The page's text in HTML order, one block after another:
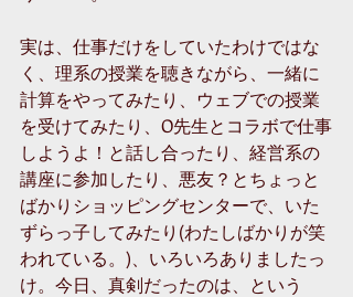
実は、仕事だけをしていたわけではな
く、理系の授業を聴きながら、一緒に
計算をやってみたり、ウェブでの授業
を受けてみたり、O先生とコラボで仕事
しようよ！と話し合ったり、経営系の
講座に参加したり、悪友？とちょっと
ばかりショッピングセンターで、いた
ずらっ子してみたり(わたしばかりが笑
われている。)、いろいろありましたっ
け。今日、真剣だったのは、という